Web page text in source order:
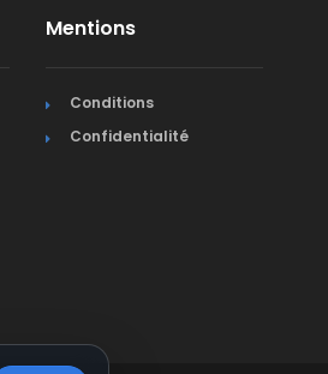
Mentions
Conditions
Confidentialité